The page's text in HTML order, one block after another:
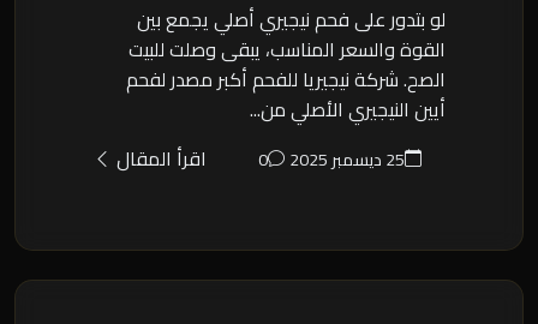
لو بتدور على فحم نيجيري أصلي يجمع بين
القوة والسعر المناسب، يبقى وصلت للبيت
الصح. شركة نيجيريا للفحم أكبر مصدر لفحم
أيين النيجيري الأصلي من...
25 ديسمبر 2025 0 اقرأ المقال